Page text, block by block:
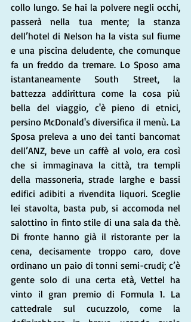
collo lungo. Se hai la polvere negli occhi,
passerà nella tua mente; la stanza
dell’hotel di Nelson ha la vista sul fiume
e una piscina deludente, che comunque
fa un freddo da tremare. Lo Sposo ama
istantaneamente South Street, la
battezza addirittura come la cosa più
bella del viaggio, c'è pieno di etnici,
persino McDonald's diversifica il menù. La
Sposa preleva a uno dei tanti bancomat
dell’ANZ, beve un caffè al volo, era così
che si immaginava la città, tra templi
della massoneria, strade larghe e bassi
edifici adibiti a rivendita liquori. Sceglie
lei stavolta, basta pub, si accomoda nel
salottino in finto stile di una sala da thè.
Di fronte hanno già il ristorante per la
cena, decisamente troppo caro, dove
ordinano un paio di tonni semi-crudi; c’è
gente solo di una certa età, Vettel ha
vinto il gran premio di Formula 1. La
cattedrale sul cucuzzolo, come la